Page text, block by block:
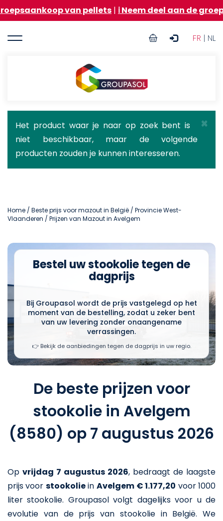
en
de
van pellets|ℹ️ Neem deel aan de
FR | NL
User
Groupasol
×
Statusbericht
Het product waar je naar op zoek bent is
niet beschikbaar, maar de volgende
producten zouden je kunnen interesseren.
Home / Beste prijs voor mazout in België / Provincie West-
Vlaanderen / Prijzen van Mazout in Avelgem
Bestel uw stookolie tegen de
dagprijs
Bij Groupasol wordt de prijs vastgelegd op het
moment van de bestelling, zodat u zeker bent
van uw levering zonder onaangename
verrassingen.
👉 Bekijk de aanbiedingen tegen de dagprijs in uw regio.
De beste prijzen voor
stookolie in Avelgem
(8580) op 7 augustus 2026
Op vrijdag 7 augustus 2026, bedraagt de laagste
prijs voor stookoliein Avelgem € 1.177,20 voor 1000
liter stookolie. Groupasol volgt dagelijks voor u de
evolutie van de prijs van stookolie in België. We